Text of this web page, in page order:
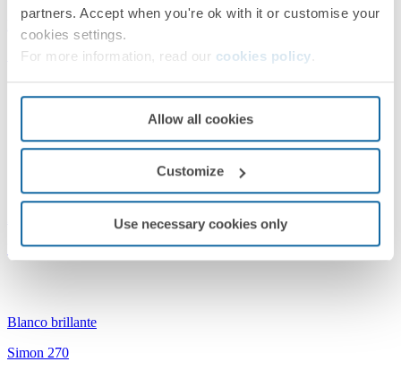
partners. Accept when you're ok with it or customise your
cookies settings.
For more information, read our cookies policy
Allow all cookies
Customize
Use necessary cookies only
Blanco brillante
Simon 270
Marco para 1 elemento blanco Simon 270
Blanco brillante
Simon 270